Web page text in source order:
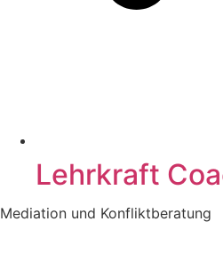
Lehrkraft
Mediation und Konfliktberatung